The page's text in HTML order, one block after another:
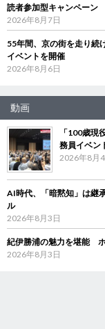
読者参加型キャンペーン
2026年8月7日
55年間、京の街を走り
イベントを開催
2026年8月6日
動画
「100歳
務員イベン
2026年8月
AI時代、「暗黙知」は継
ル
2026年8月3日
紀伊勝浦の魅力を堪能
2026年8月3日